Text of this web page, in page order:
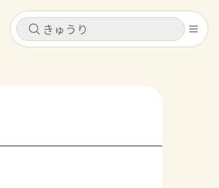
キャンセル
キャンセル